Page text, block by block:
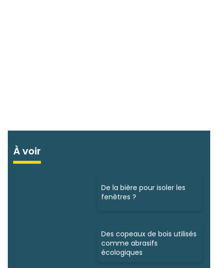
À voir
De la bière pour isoler les
fenêtres ?
Des copeaux de bois utilisés
comme abrasifs
écologiques